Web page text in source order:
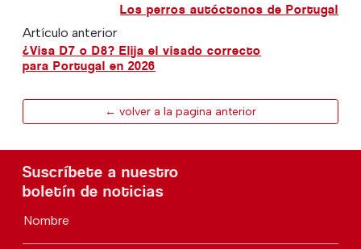
Los perros autóctonos de Portugal
Artículo anterior
¿Visa D7 o D8? Elija el visado correcto
para Portugal en 2026
← volver a la pagina anterior
Suscríbete a nuestro
boletín de noticias
Nombre